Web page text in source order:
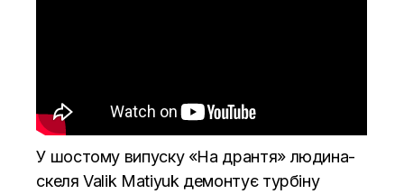
У шостому випуску «На дрантя» людина-
скеля Valik Matiyuk демонтує турбіну